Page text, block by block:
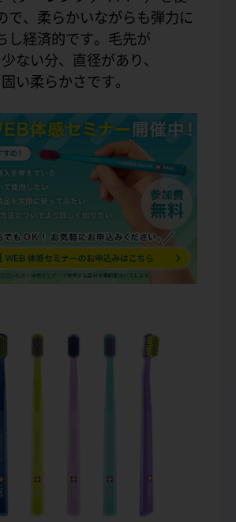
で、柔らかいながらも弾力に
し経済的です。毛先が
ない分、直径があり、
い柔らかさです。